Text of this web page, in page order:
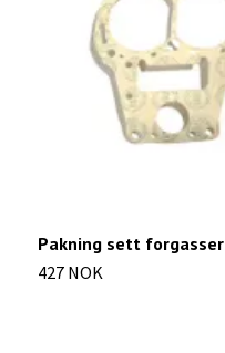
Pakning sett forgasser
427 NOK